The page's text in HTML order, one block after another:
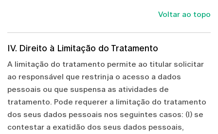
Voltar ao topo
IV. Direito à Limitação do Tratamento
A limitação do tratamento permite ao titular solicitar
ao responsável que restrinja o acesso a dados
pessoais ou que suspensa as atividades de
tratamento. Pode requerer a limitação do tratamento
dos seus dados pessoais nos seguintes casos: (I) se
contestar a exatidão dos seus dados pessoais,